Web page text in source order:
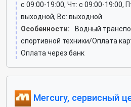
c 09:00-19:00, Чт: c 09:00-19:00,
выходной, Вс: выходной
Особенности:
Водный
спортивной техники/Оплата
Оплата через банк
Mercury, сервисный